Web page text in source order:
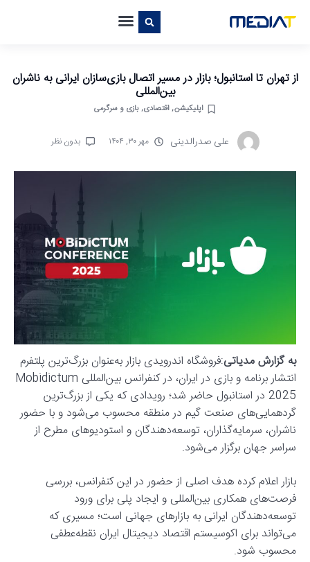
از تهران تا استانبول؛ بازار در مسیر اتصال بازی‌سازان ایرانی به ناشران
بین‌المللی
اپلیکیشن‌,اقتصادی,بازی و سرگرمی
علی صدرالدینی مهر ۳۰, ۱۴۰۴ بدون نظر
به گزارش مدیاتی:فروشگاه اندرویدی بازار به‌عنوان بزرگ‌ترین پلتفرم
انتشار برنامه و بازی در ایران، در کنفرانس بین‌المللی Mobidictum
2025 در استانبول حاضر شد؛ رویدادی که یکی از بزرگ‌ترین
گردهمایی‌های صنعت گیم در منطقه محسوب می‌شود و با حضور
ناشران، سرمایه‌گذاران، توسعه‌دهندگان و استودیوهای مطرح از
سراسر جهان برگزار می‌شود.
بازار اعلام کرده هدف اصلی از حضور در این کنفرانس، بررسی
فرصت‌های همکاری بین‌المللی و ایجاد پلی برای ورود
توسعه‌دهندگان ایرانی به بازارهای جهانی است؛ مسیری که
می‌تواند برای اکوسیستم اقتصاد دیجیتال ایران نقطه‌عطفی
محسوب شود.